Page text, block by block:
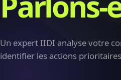
Un expert IIDI analyse votre
identifier les actions